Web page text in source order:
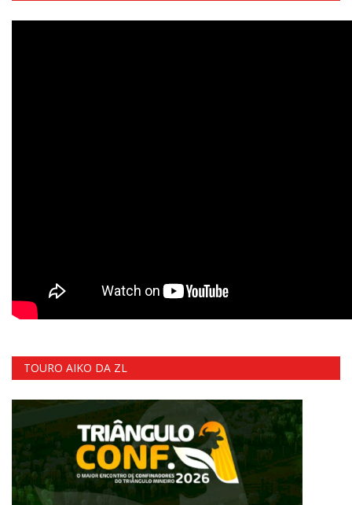
TOURO AIKO DA ZL